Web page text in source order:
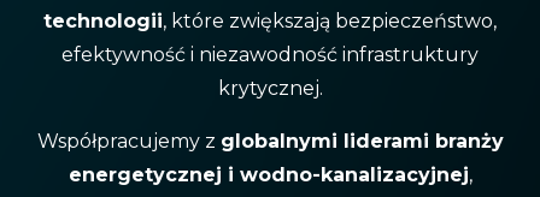
technologii, które zwiększają bezpieczeństwo,
efektywność i niezawodność infrastruktury
krytycznej.
Współpracujemy z globalnymi liderami branży
energetycznej i wodno-kanalizacyjnej,